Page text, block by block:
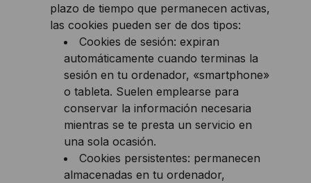
plazo de tiempo que permanecen activas,
las cookies pueden ser de dos tipos:
Cookies de sesión: expiran
automáticamente cuando terminas la
sesión en tu ordenador, «smartphone»
o tableta. Suelen emplearse para
conservar la información necesaria
mientras se te presta un servicio en
una sola ocasión.
Cookies persistentes: permanecen
almacenadas en tu ordenador,